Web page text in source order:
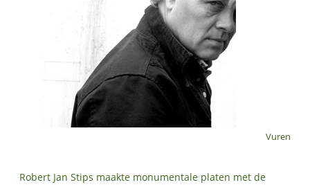
Vuren
Robert Jan Stips maakte monumentale platen met de